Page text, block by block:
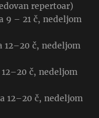
repertoar)
9 – 21 č, nedeljom
č, nedeljom
č, nedeljom
12–20 č, nedeljom